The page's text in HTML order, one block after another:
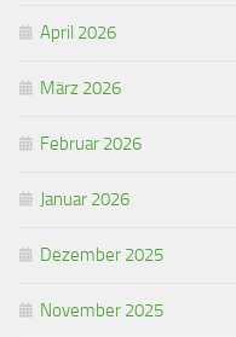
April 2026
März 2026
Februar 2026
Januar 2026
Dezember 2025
November 2025